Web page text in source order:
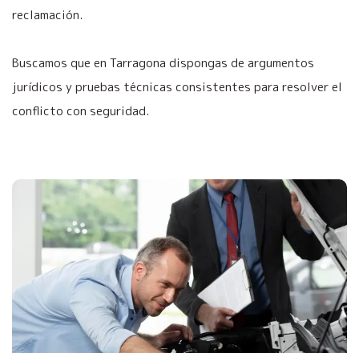
reclamación.
Buscamos que en Tarragona dispongas de argumentos
jurídicos y pruebas técnicas consistentes para resolver el
conflicto con seguridad.